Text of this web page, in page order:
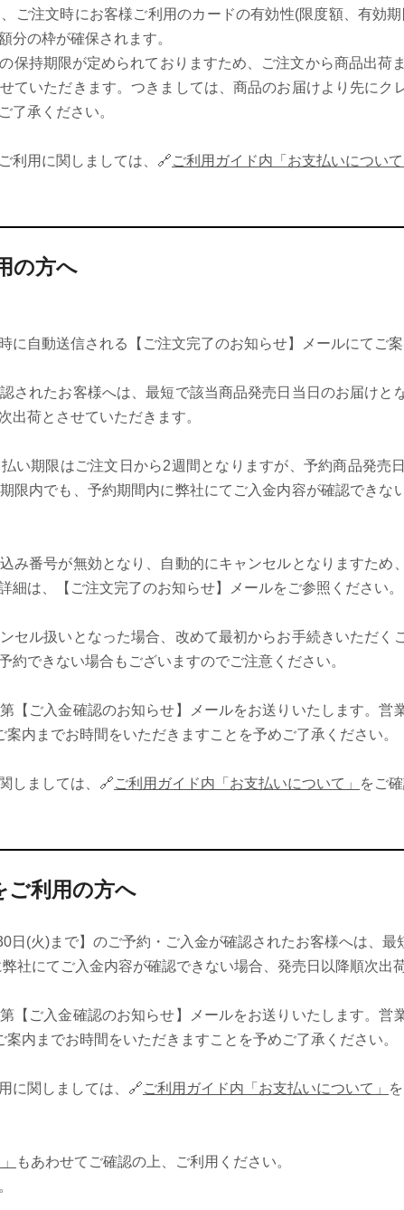
ご注文時にお客様ご利用のカードの有効性(限度額、有効
分の枠が確保されます。
保持期限が定められておりますため、ご注文から商品出荷
ていただきます。つきましては、商品のお届けより先にク
了承ください。
利用に関しましては、🔗ご利用ガイド内「お支払いについて
の方へ
に自動送信される【ご注文完了のお知らせ】メールにてご案
されたお客様へは、最短で該当商品発売日当日のお届けと
出荷とさせていただきます。
い期限はご注文日から2週間となりますが、予約商品発売
限内でも、予約期間内に弊社にてご入金内容が確認できな
み番号が無効となり、自動的にキャンセルとなりますため
細は、【ご注文完了のお知らせ】メールをご参照ください。
セル扱いとなった場合、改めて最初からお手続きいただく
約できない場合もございますのでご注意ください。
【ご入金確認のお知らせ】メールをお送りいたします。営
内までお時間をいただきますことを予めご了承ください。
しましては、🔗ご利用ガイド内「お支払いについて」 をご
ご利用の方へ
日(火)まで】のご予約・ご入金が確認されたお客様へは、最
社にてご入金内容が確認できない場合、発売日以降順次出
【ご入金確認のお知らせ】メールをお送りいたします。営
内までお時間をいただきますことを予めご了承ください。
に関しましては、🔗ご利用ガイド内「お支払いについて」
もあわせてご確認の上、ご利用ください。